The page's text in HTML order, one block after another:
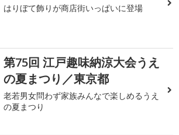
はりぼて飾りが商店街いっぱいに登場
第75回 江戸趣味納涼大会うえ
の夏まつり／東京都
老若男女問わず家族みんなで楽しめるうえ
の夏まつり